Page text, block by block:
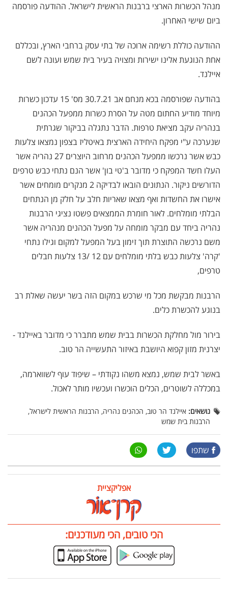
מנהל הכשרות הארצי ברבנות הראשית לישראל. ההודעה פורסמה
ביום שישי האחרון.
ההודעה כוללת רשימה ארוכה של בתי עסק ברחבי הארץ, ובכללם
אחת הנוגעת אלינו ישירות ומצויה בעיר בית שמש ועונה לשם
איילנד.
בהודעה שפורסמה בכא מנחם אב 30.7.21 מס' 15 עדכון כשרות
מיוחד מודיע החתום מטה על הסרת כשרות ממפעל הכהנים
בנהריה עקב מציאת טרפות. הדבר נתגלה בביקור שגרתית
שנערכה ע"י מפקח היחידה הארצית באיטליז בצפון נמצאו צלעות
כבש אשר נרכשו ממפעל הכהנים מרחוב היוצרים 27 נהריה אשר
העלו חשד המפקח כי מדובר ב'טי בון' אשר הנם נתחי כבש טרפים
הדורשים ניקור. הנתונים הובאו לבדיקה 2 מנקרים מומחים אשר
אישרו את החשדות ואף מצאו שאריות חלב על חלק מן הנתחים
הבלתי מומלחים. לאור חומרת הממצאים פשטו נציגי הרבנות
נהריה ביחד עם מבקר מומחה על מפעל הכהנים מנהריה אשר
משם נרכשה התוצרת תוך זימון בעל המפעל למקום וגילו נתחי
'קרה' צלעות כבש בלתי מומלחים עם 12 /13 צלעות חבלים
טרפים,
הרבנות מבקשת מכל מי שרכש במקום הזה בשר יעשה שאלת רב
בנוגע להכשרת כלים.
בירור מול מחלקת הכשרות בבית שמש מתברר כי מדובר באיילנד -
יצרנית מזון קפוא היושבת באיזור התעשייה הר טוב.
באשר לבית שמש, נמצא משהו נקודתי – שיפוד עוף לשווארמה,
במכללה לשוטרים, הכלים הוכשרו ועכשיו מותר לאכול.
נושאים: איילנד הר טוב, הכהנים נהריה, הרבנות הראשית לישראל,
הרבנות בית שמש
שתפו
אפליקציית
הכי טובים, הכי מעודכנים: